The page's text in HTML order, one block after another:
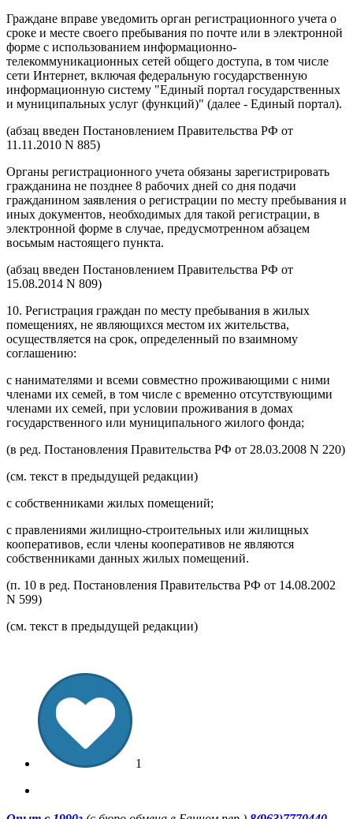
Граждане вправе уведомить орган регистрационного учета о
сроке и месте своего пребывания по почте или в электронной
форме с использованием информационно-
телекоммуникационных сетей общего доступа, в том числе
сети Интернет, включая федеральную государственную
информационную систему "Единый портал государственных
и муниципальных услуг (функций)" (далее - Единый портал).
(абзац введен Постановлением Правительства РФ от
11.11.2010 N 885)
Органы регистрационного учета обязаны зарегистрировать
гражданина не позднее 8 рабочих дней со дня подачи
гражданином заявления о регистрации по месту пребывания и
иных документов, необходимых для такой регистрации, в
электронной форме в случае, предусмотренном абзацем
восьмым настоящего пункта.
(абзац введен Постановлением Правительства РФ от
15.08.2014 N 809)
10. Регистрация граждан по месту пребывания в жилых
помещениях, не являющихся местом их жительства,
осуществляется на срок, определенный по взаимному
соглашению:
с нанимателями и всеми совместно проживающими с ними
членами их семей, в том числе с временно отсутствующими
членами их семей, при условии проживания в домах
государственного или муниципального жилого фонда;
(в ред. Постановления Правительства РФ от 28.03.2008 N 220)
(см. текст в предыдущей редакции)
с собственниками жилых помещений;
с правлениями жилищно-строительных или жилищных
кооперативов, если члены кооперативов не являются
собственниками данных жилых помещений.
(п. 10 в ред. Постановления Правительства РФ от 14.08.2002
N 599)
(см. текст в предыдущей редакции)
1